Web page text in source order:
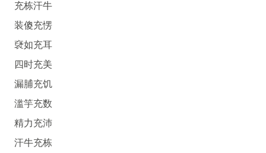
充栋汗牛
装傻充愣
褎如充耳
四时充美
漏脯充饥
滥竽充数
精力充沛
汗牛充栋